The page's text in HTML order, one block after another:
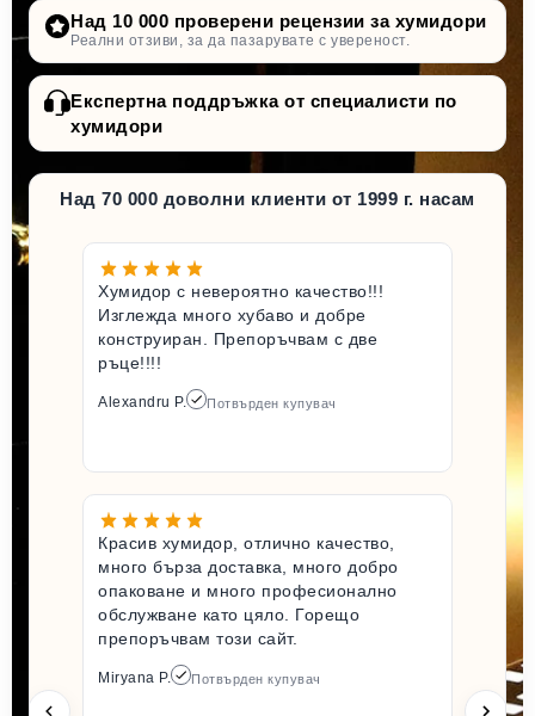
Над 10 000 проверени рецензии за хумидори
Реални отзиви, за да пазарувате с увереност.
Експертна поддръжка от специалисти по
хумидори
Над 70 000 доволни клиенти от 1999 г. насам
Хумидор с невероятно качество!!!
Изглежда много хубаво и добре
конструиран. Препоръчвам с две
ръце!!!!
Alexandru P. Потвърден купувач
Красив хумидор, отлично качество,
много бърза доставка, много добро
опаковане и много професионално
обслужване като цяло. Горещо
препоръчвам този сайт.
Miryana P. Потвърден купувач